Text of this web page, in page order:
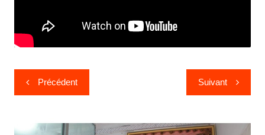
Précédent Suivant